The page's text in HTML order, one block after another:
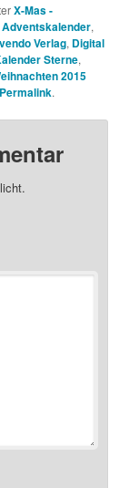
X-Mas -
Adventskalender,
Verlag, Digital
Sterne,
2015
Permalink.